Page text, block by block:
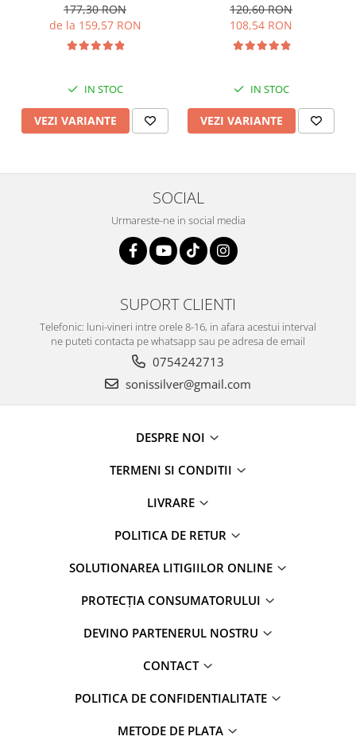
177,30 RON
de la 159,57 RON
IN STOC
VEZI VARIANTE
120,60 RON
108,54 RON
IN STOC
VEZI VARIANTE
SOCIAL
Urmareste-ne in social media
SUPORT CLIENTI
Telefonic: luni-vineri intre orele 8-16, in afara acestui interval
ne puteti contacta pe whatsapp sau pe adresa de email
0754242713
sonissilver@gmail.com
DESPRE NOI
TERMENI SI CONDITII
LIVRARE
POLITICA DE RETUR
SOLUTIONAREA LITIGIILOR ONLINE
PROTECȚIA CONSUMATORULUI
DEVINO PARTENERUL NOSTRU
CONTACT
POLITICA DE CONFIDENTIALITATE
METODE DE PLATA